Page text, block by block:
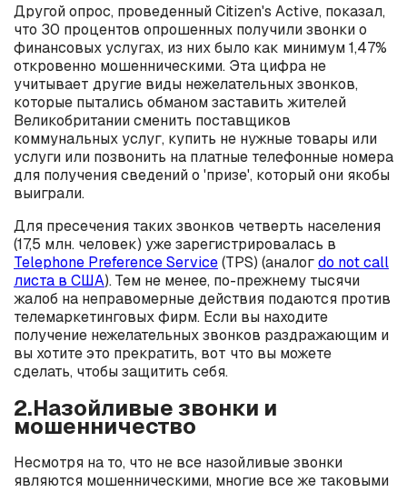
Другой опрос, проведенный Citizen's Active, показал,
что 30 процентов опрошенных получили звонки о
финансовых услугах, из них было как минимум 1,47%
откровенно мошенническими. Эта цифра не
учитывает другие виды нежелательных звонков,
которые пытались обманом заставить жителей
Великобритании сменить поставщиков
коммунальных услуг, купить не нужные товары или
услуги или позвонить на платные телефонные номера
для получения сведений о 'призе', который они якобы
выиграли.
Для пресечения таких звонков четверть населения
(17,5 млн. человек) уже зарегистрировалась в
Telephone Preference Service(TPS) (аналогdo not call
листа в США). Тем не менее, по-прежнему тысячи
жалоб на неправомерные действия подаются против
телемаркетинговых фирм. Если вы находите
получение нежелательных звонков раздражающим и
вы хотите это прекратить, вот что вы можете
сделать, чтобы защитить себя.
2.Назойливые звонки и
мошенничество
Несмотря на то, что не все назойливые звонки
являются мошенническими, многие все же таковыми